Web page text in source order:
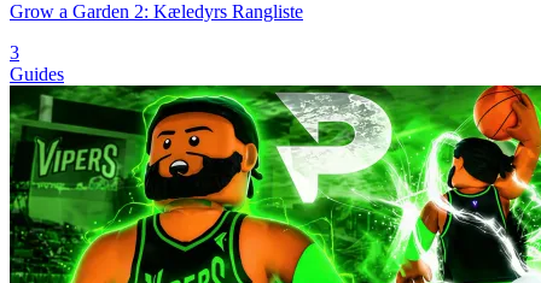
Grow a Garden 2: Kæledyrs Rangliste
3
Guides